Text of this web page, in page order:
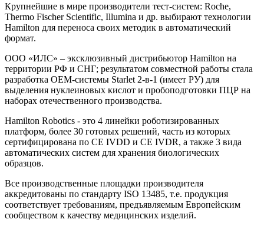
Крупнейшие в мире производители тест-систем: Roche,
Thermo Fischer Scientific, Illumina и др. выбирают технологии
Hamilton для переноса своих методик в автоматический
формат.
ООО «ИЛС» – эксклюзивный дистрибьютор Hamilton на
территории РФ и СНГ; результатом совместной работы стала
разработка ОЕМ-системы Starlet 2-в-1 (имеет РУ) для
выделения нуклеиновых кислот и пробоподготовки ПЦР на
наборах отечественного производства.
Hamilton Robotics - это 4 линейки роботизированных
платформ, более 30 готовых решений, часть из которых
сертифицирована по CE IVDD и CE IVDR, а также 3 вида
автоматических систем для хранения биологических
образцов.
Все производственные площадки производителя
аккредитованы по стандарту ISO 13485, т.е. продукция
соответствует требованиям, предъявляемым Европейским
сообществом к качеству медицинских изделий.